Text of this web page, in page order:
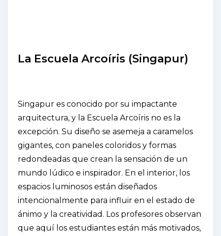
La Escuela Arcoíris (Singapur)
Singapur es conocido por su impactante
arquitectura, y la Escuela Arcoíris no es la
excepción. Su diseño se asemeja a caramelos
gigantes, con paneles coloridos y formas
redondeadas que crean la sensación de un
mundo lúdico e inspirador. En el interior, los
espacios luminosos están diseñados
intencionalmente para influir en el estado de
ánimo y la creatividad. Los profesores observan
que aquí los estudiantes están más motivados,